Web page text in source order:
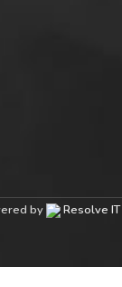
by Resolve IT